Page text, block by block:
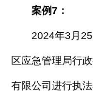
案例7：
2024年3月
区应急管理局行
有限公司进行执